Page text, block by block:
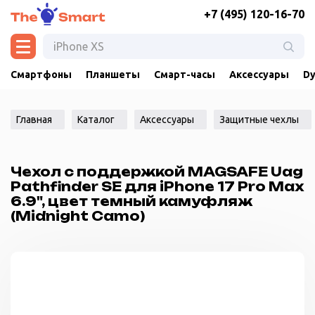
+7 (495) 120-16-70
Смартфоны Планшеты Смарт-часы Аксессуары
Главная Каталог Аксессуары Защитные чехлы
Чехол с поддержкой MAGSAFE Uag
Pathfinder SE для iPhone 17 Pro Max
6.9", цвет темный камуфляж
(Midnight Camo)